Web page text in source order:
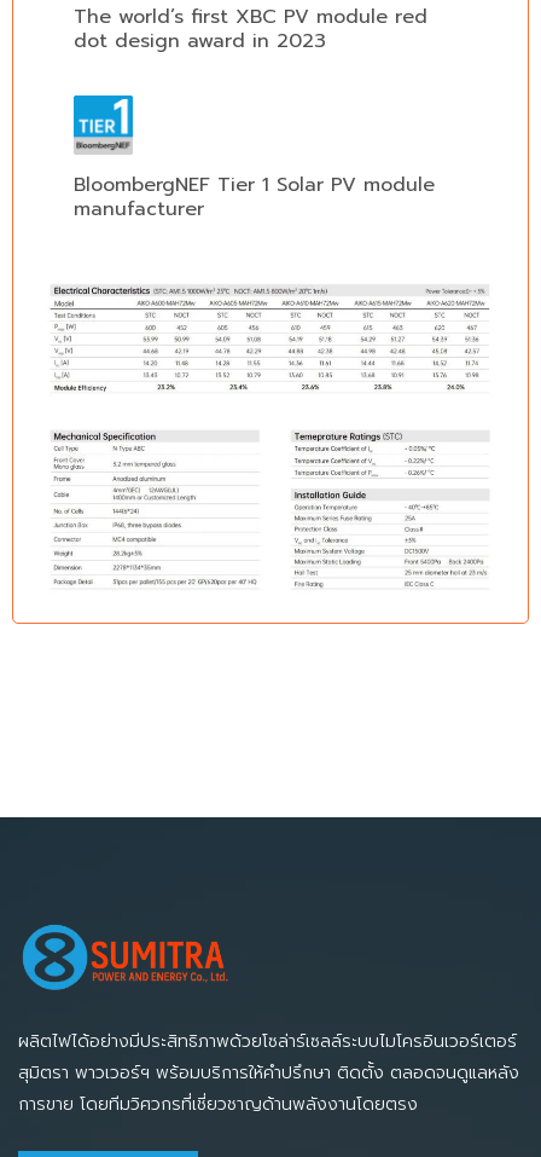
The world’s first XBC PV module red
dot design award in 2023
BloombergNEF Tier 1 Solar PV module
manufacturer
ผลิตไฟได้อย่างมีประสิทธิภาพด้วยโซล่าร์เซลล์ระบบไมโครอินเวอร์เตอร์
สุมิตรา พาวเวอร์ฯ พร้อมบริการให้คำปรึกษา ติดตั้ง ตลอดจนดูแลหลัง
การขาย โดยทีมวิศวกรที่เชี่ยวชาญด้านพลังงานโดยตรง